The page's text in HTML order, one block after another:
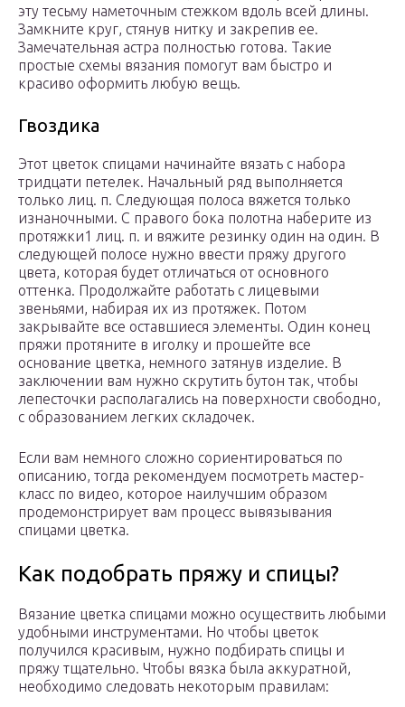
эту тесьму наметочным стежком вдоль всей длины.
Замкните круг, стянув нитку и закрепив ее.
Замечательная астра полностью готова. Такие
простые схемы вязания помогут вам быстро и
красиво оформить любую вещь.
Гвоздика
Этот цветок спицами начинайте вязать с набора
тридцати петелек. Начальный ряд выполняется
только лиц. п. Следующая полоса вяжется только
изнаночными. С правого бока полотна наберите из
протяжки1 лиц. п. и вяжите резинку один на один. В
следующей полосе нужно ввести пряжу другого
цвета, которая будет отличаться от основного
оттенка. Продолжайте работать с лицевыми
звеньями, набирая их из протяжек. Потом
закрывайте все оставшиеся элементы. Один конец
пряжи протяните в иголку и прошейте все
основание цветка, немного затянув изделие. В
заключении вам нужно скрутить бутон так, чтобы
лепесточки располагались на поверхности свободно,
с образованием легких складочек.
Если вам немного сложно сориентироваться по
описанию, тогда рекомендуем посмотреть мастер-
класс по видео, которое наилучшим образом
продемонстрирует вам процесс вывязывания
спицами цветка.
Как подобрать пряжу и спицы?
Вязание цветка спицами можно осуществить любыми
удобными инструментами. Но чтобы цветок
получился красивым, нужно подбирать спицы и
пряжу тщательно. Чтобы вязка была аккуратной,
необходимо следовать некоторым правилам: